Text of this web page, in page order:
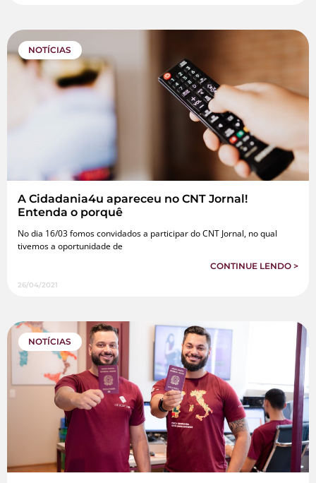
NOTÍCIAS
A Cidadania4u apareceu no CNT Jornal!
Entenda o porquê
No dia 16/03 fomos convidados a participar do CNT Jornal, no qual
tivemos a oportunidade de
CONTINUE LENDO >
26/04/2021
NOTÍCIAS